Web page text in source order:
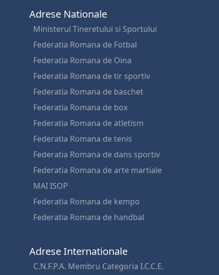
Adrese Nationale
Ministerul Tineretului si Sportului
Federatia Romana de Fotbal
Federatia Romana de Oina
Federatia Romana de tir sportiv
Federatia Romana de baschet
Federatia Romana de box
Federatia Romana de atletism
Federatia Romana de tenis
Federatia Romana de dans sportiv
Federatia Romana de arte martiale
MAI ISOP
Federatia Romana de kempo
Federatia Romana de handbal
Adrese Internationale
C.N.F.P.A. Membru Categoria I.C.C.E.